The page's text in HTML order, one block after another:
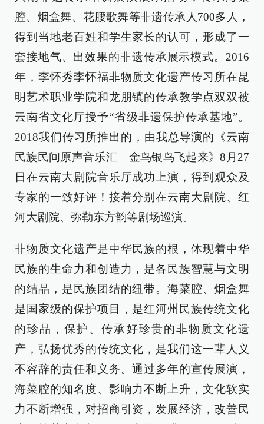
腔、烟盒舞、花腰歌舞等非遗传承人700多人，
得到当地老百姓和学生家长的认可，形成了一
套接地气、出效果的非遗传承展示模式。2016
年，李怀秀李怀福非物质文化遗产传习所在昆
明艺术职业学院和龙朋镇的传承教学点双双被
云南省文化厅授予“省级非遗保护传承基地”。
2018我们传习所推出的，由我总导演的《云南
民族民间原声音乐汇—金鸟银鸟飞起来》8月27
日在云南大剧院音乐厅成功上演，得到观众及
专家的一致好评！接着分别在云南大剧院、红
河大剧院、弥勒东方韵等剧场巡演。
非物质文化遗产是中华民族的根，体现着中华
民族的生命力和创造力，是各民族智慧与文明
的结晶，是民族团结的纽带。海菜腔、烟盒舞
是国家级的保护项目，是红河州民族传统文化
的珍品，保护、传承好珍贵的非物质文化遗
产，弘扬优秀的传统文化，是我们这一辈人义
不容辞的责任和义务。通过多年的宣传展演，
海菜腔的知名度、影响力不断上升，文化软实
力不断增强，对招商引资，发展经济，改善民